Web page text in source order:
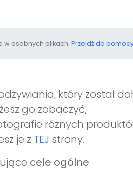
osobnych plikach. Przejdź do
który został
go zobaczyć;
różnych
je z TEJ strony.
cele ogólne: